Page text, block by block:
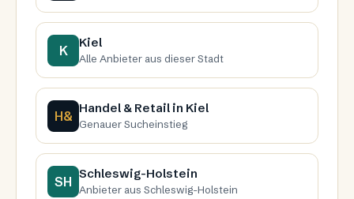
K Kiel
Alle Anbieter aus dieser Stadt
H& Handel & Retail in Kiel
Genauer Sucheinstieg
SH Schleswig-Holstein
Anbieter aus Schleswig-Holstein